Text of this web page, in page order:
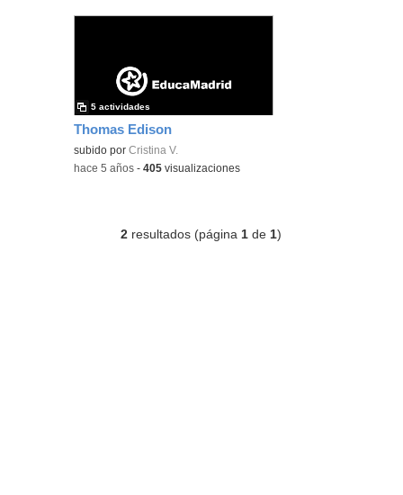
Thomas Edison
subido porCristina V.
5 actividades
-hace 5 años -405 visualizaciones
2 resultados (página 1 de 1)